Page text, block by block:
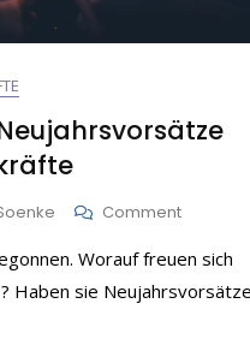
CommentOn
Sind
Die
Worauf freuen sich
Haben sie